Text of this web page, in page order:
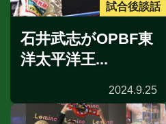
試合後談話
石井武志がOPBF東
洋太平洋王...
2024.9.25